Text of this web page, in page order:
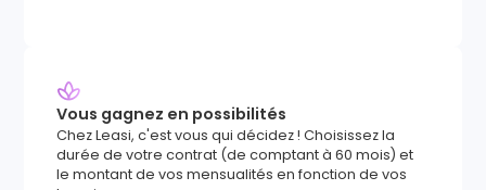
Vous gagnez en possibilités
Chez Leasi, c'est vous qui décidez ! Choisissez la
durée de votre contrat (de comptant à 60 mois) et
le montant de vos mensualités en fonction de vos